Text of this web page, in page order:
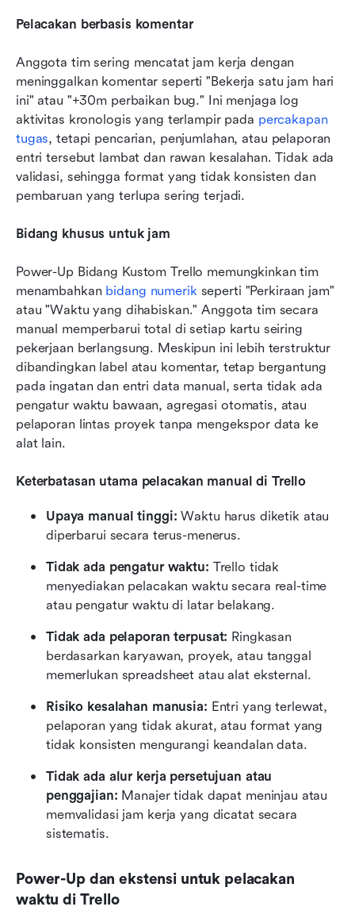
Pelacakan berbasis komentar
Anggota tim sering mencatat jam kerja dengan
meninggalkan komentar seperti "Bekerja satu jam hari
ini" atau "+30m perbaikan bug." Ini menjaga log
aktivitas kronologis yang terlampir pada percakapan
tugas, tetapi pencarian, penjumlahan, atau pelaporan
entri tersebut lambat dan rawan kesalahan. Tidak ada
validasi, sehingga format yang tidak konsisten dan
pembaruan yang terlupa sering terjadi.
Bidang khusus untuk jam
Power-Up Bidang Kustom Trello memungkinkan tim
menambahkan bidang numerik seperti "Perkiraan jam"
atau "Waktu yang dihabiskan." Anggota tim secara
manual memperbarui total di setiap kartu seiring
pekerjaan berlangsung. Meskipun ini lebih terstruktur
dibandingkan label atau komentar, tetap bergantung
pada ingatan dan entri data manual, serta tidak ada
pengatur waktu bawaan, agregasi otomatis, atau
pelaporan lintas proyek tanpa mengekspor data ke
alat lain.
Keterbatasan utama pelacakan manual di Trello
Upaya manual tinggi: Waktu harus diketik atau
diperbarui secara terus-menerus.
Tidak ada pengatur waktu: Trello tidak
menyediakan pelacakan waktu secara real-time
atau pengatur waktu di latar belakang.
Tidak ada pelaporan terpusat: Ringkasan
berdasarkan karyawan, proyek, atau tanggal
memerlukan spreadsheet atau alat eksternal.
Risiko kesalahan manusia: Entri yang terlewat,
pelaporan yang tidak akurat, atau format yang
tidak konsisten mengurangi keandalan data.
Tidak ada alur kerja persetujuan atau
penggajian: Manajer tidak dapat meninjau atau
memvalidasi jam kerja yang dicatat secara
sistematis.
Power-Up dan ekstensi untuk pelacakan
waktu di Trello